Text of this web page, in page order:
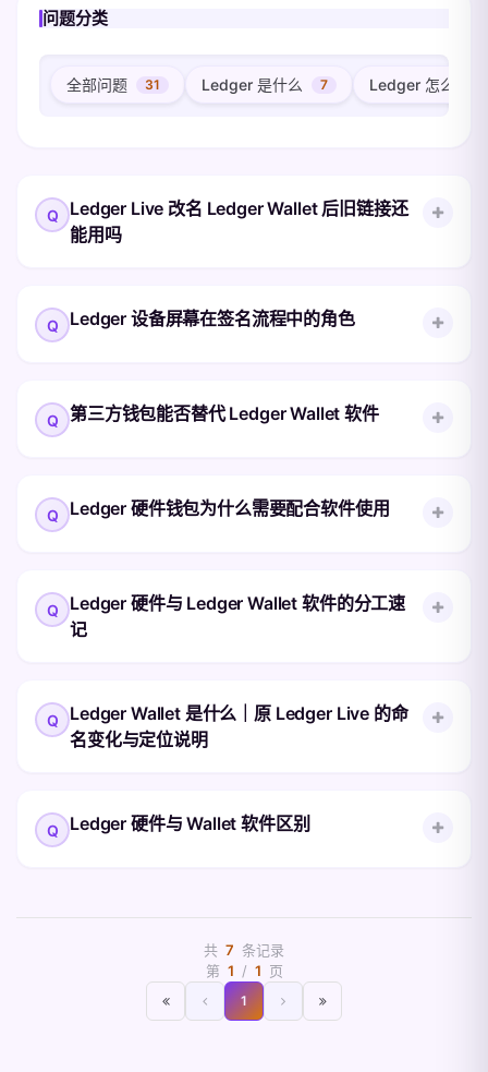
问题分类
全部问题 31 Ledger 是什么 7 Ledger 怎么读
Ledger Live 改名 Ledger Wallet 后旧链接还
能用吗
Live 应用正式更名为 Ledger Wallet。这次改
动更名为 Ledger Wallet，账户数据保留； 移
Ledger 设备屏幕在签名流程中的角色
Display（受信任屏幕）」，它是签名流程中
类可读的方式显示金额、地址、币种、链名等
如果电脑。
查看完整答案
第三方钱包能否替代 Ledger Wallet 软件
不强制要求只能配合 Ledger Wallet 软件使
更直观） Phantom（Solana 生态）
Ledger 硬件钱包为什么需要配合软件使用
依赖任何软件，实际并非如此。 硬件不能独
签名操作，这些信息必须由软件提供。 软件
不直接接触私钥的两个保障 软件即使被入
址、币种。
Ledger 硬件与 Ledger Wallet 软件的分工速
记
责签名与私钥保护，软件 Ledger Wallet 负责
日常管理。两者缺一不可。 职责对照 能力 硬
钥 签名运算 ✓ 设备内完成 ✗ 仅传递操作数
Ledger Wallet 是什么｜原 Ledger Live 的命
名变化与定位说明
Ledger 在巴黎举办的 Op3n 大会上宣布将原
本身在公司语境中开始被统一称作 Ledger
Signers（Ledger 签名器），强调它的核心
职责是离线签名而非「钱包」。 命名变化前
后的对照 角色 旧名。
Ledger 硬件与 Wallet 软件区别
面展示、应用管理与请求传递，二者需要配合
使用。
共 7 条记录
第 1 / 1 页
1